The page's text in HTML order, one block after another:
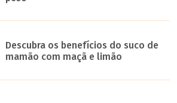
Descubra os benefícios do suco de
mamão com maçã e limão